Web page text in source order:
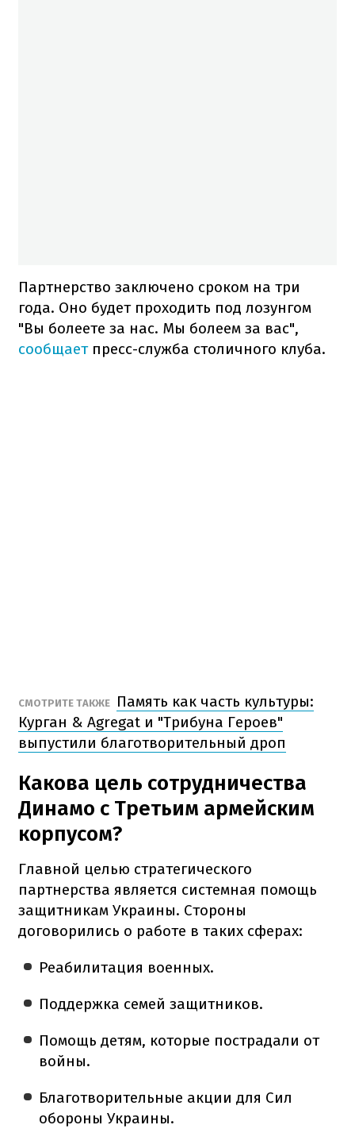
Партнерство заключено сроком на три
года. Оно будет проходить под лозунгом
"Вы болеете за нас. Мы болеем за вас",
сообщаетпресс-служба столичного клуба.
СМОТРИТЕ ТАКЖЕ
Память как часть культуры:
Курган & Agregat и "Трибуна Героев"
выпустили благотворительный дроп
Какова цель сотрудничества
Динамо с Третьим армейским
корпусом?
Главной целью стратегического
партнерства является системная помощь
защитникам Украины. Стороны
договорились о работе в таких сферах:
Реабилитация военных.
Поддержка семей защитников.
Помощь детям, которые пострадали от
войны.
Благотворительные акции для Сил
обороны Украины.